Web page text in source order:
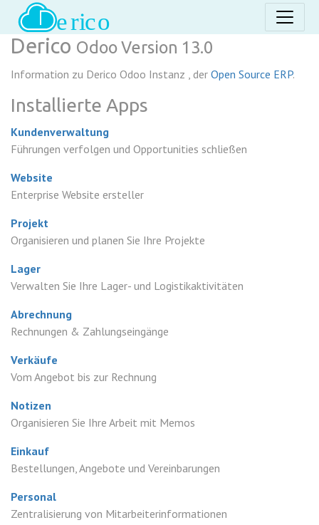
Derico Odoo Version 13.0
Information zu Derico Odoo Instanz , der Open Source ERP.
Installierte Apps
Kundenverwaltung
Führungen verfolgen und Opportunities schließen
Website
Enterprise Website ersteller
Projekt
Organisieren und planen Sie Ihre Projekte
Lager
Verwalten Sie Ihre Lager- und Logistikaktivitäten
Abrechnung
Rechnungen & Zahlungseingänge
Verkäufe
Vom Angebot bis zur Rechnung
Notizen
Organisieren Sie Ihre Arbeit mit Memos
Einkauf
Bestellungen, Angebote und Vereinbarungen
Personal
Zentralisierung von Mitarbeiterinformationen